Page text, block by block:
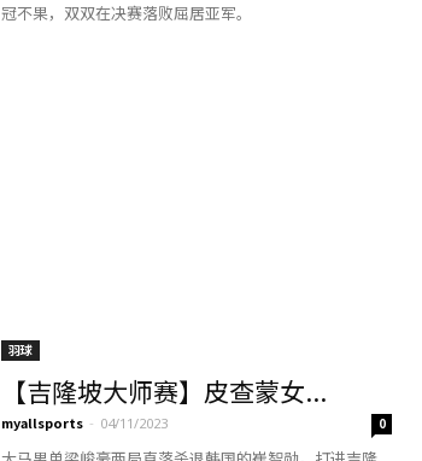
冠不果，双双在决赛落败屈居亚军。
羽球
【吉隆坡大师赛】皮查蒙女...
myallsports - 04/11/2023 0